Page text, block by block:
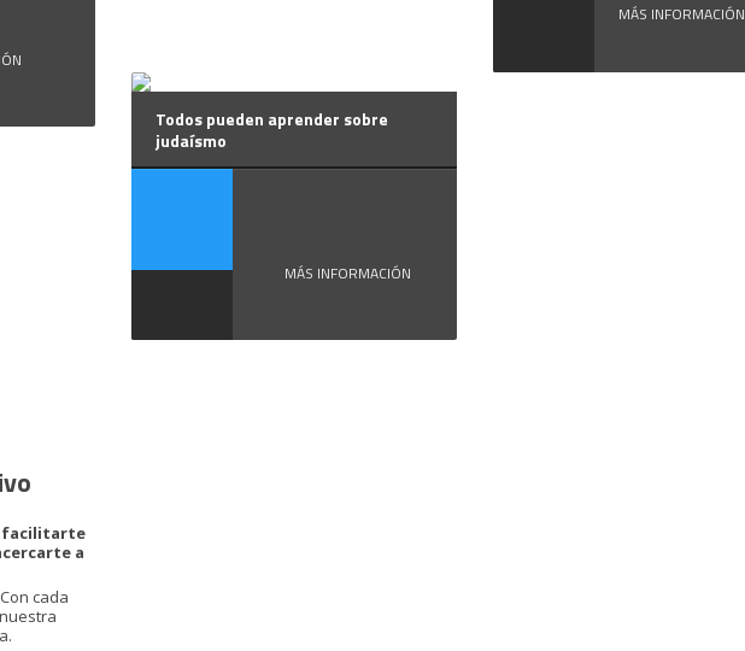
MÁS INFORMACIÓN
Todos pueden aprender sobre
judaísmo
MÁS INFORMACIÓN
facilitarte
a
cada